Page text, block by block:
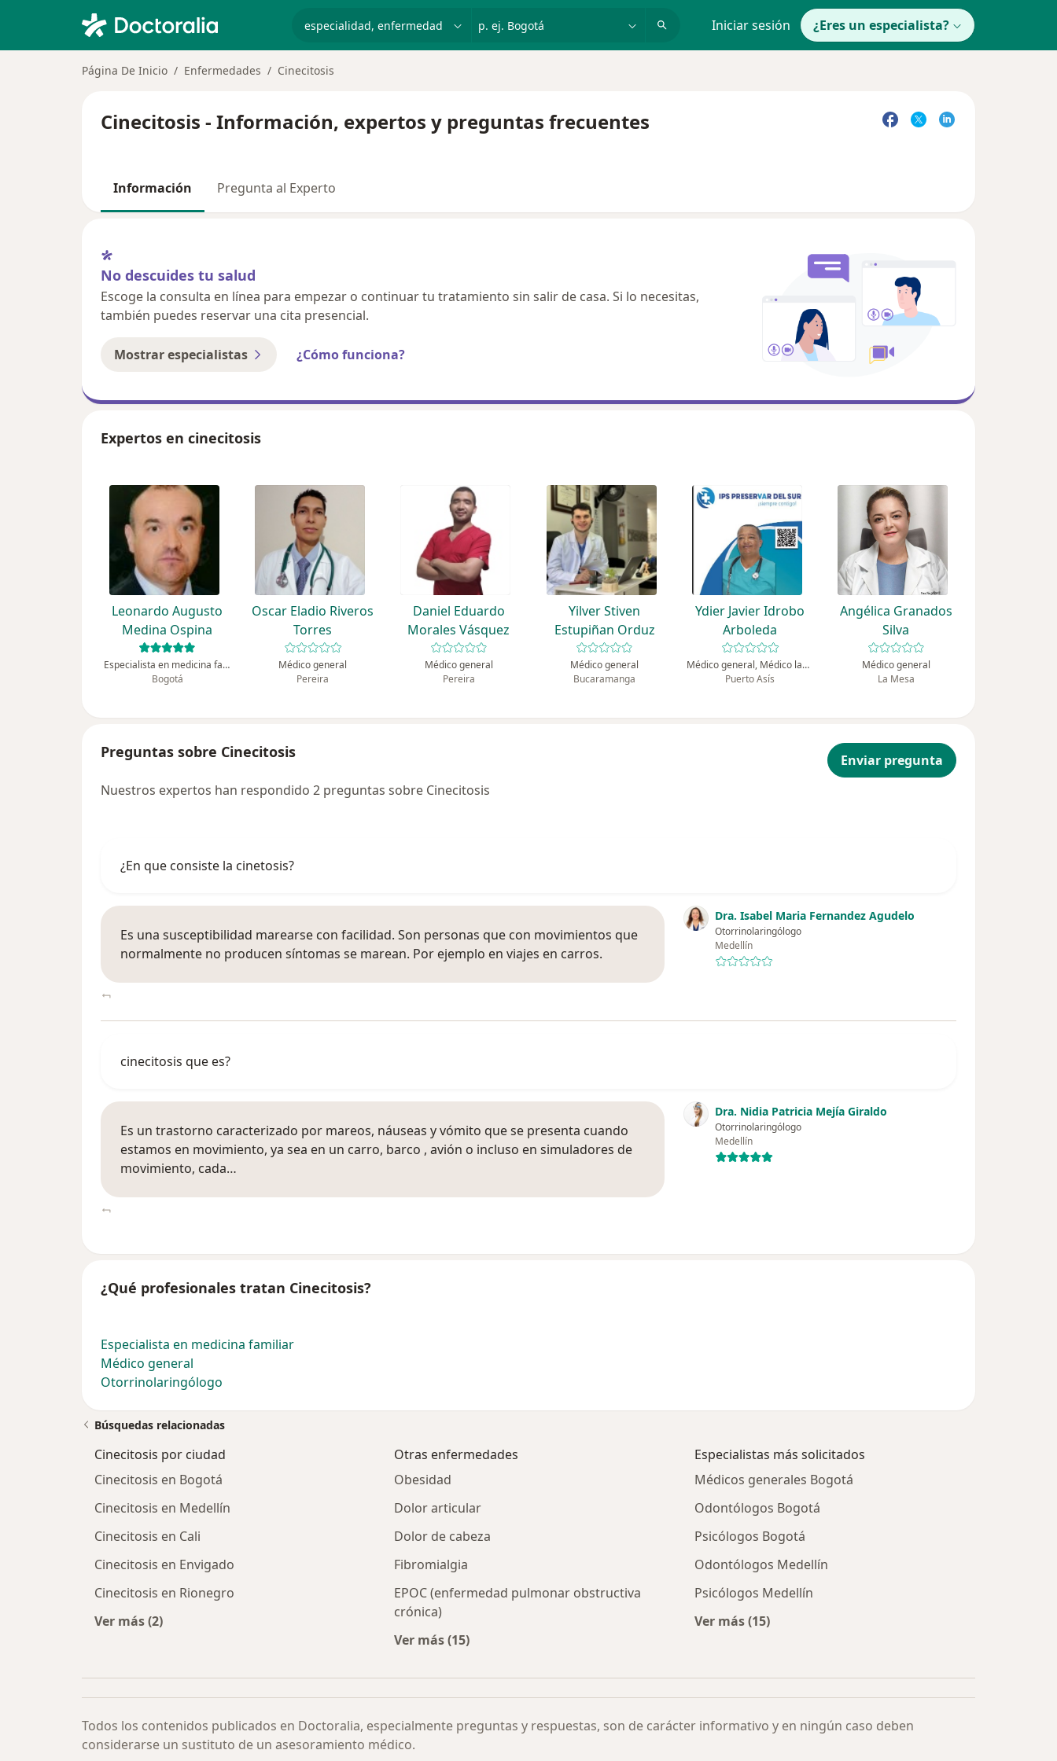
p. ej. Bogotá Iniciar sesión ¿Eres un especialista?
Página De Inicio Enfermedades Cinecitosis
Cinecitosis - Información, expertos y preguntas frecuentes
Información Pregunta al Experto
No descuides tu salud
Escoge la consulta en línea para empezar o continuar tu tratamiento sin salir de casa. Si lo necesitas,
también puedes reservar una cita presencial.
Mostrar especialistas ¿Cómo funciona?
Expertos en cinecitosis
Leonardo Augusto
Medina Ospina
Especialista en medicina familiar
Bogotá
Oscar Eladio Riveros
Torres
Médico general
Pereira
Daniel Eduardo
Morales Vásquez
Médico general
Pereira
Yilver Stiven
Estupiñan Orduz
Médico general
Bucaramanga
Ydier Javier Idrobo
Arboleda
Médico general, Médico laboral
Puerto Asís
Angélica Granados
Silva
Médico general
La Mesa
Preguntas sobre Cinecitosis
Enviar pregunta
Nuestros expertos han respondido 2 preguntas sobre Cinecitosis
¿En que consiste la cinetosis?
Dra. Isabel Maria Fernandez Agudelo
Otorrinolaringólogo
Medellín
Es una susceptibilidad marearse con facilidad. Son personas que con movimientos que
normalmente no producen síntomas se marean. Por ejemplo en viajes en carros.
cinecitosis que es?
Dra. Nidia Patricia Mejía Giraldo
Otorrinolaringólogo
Medellín
Es un trastorno caracterizado por mareos, náuseas y vómito que se presenta cuando
estamos en movimiento, ya sea en un carro, barco , avión o incluso en simuladores de
movimiento, cada…
¿Qué profesionales tratan Cinecitosis?
Especialista en medicina familiar
Médico general
Otorrinolaringólogo
Búsquedas relacionadas
Cinecitosis por ciudad
Cinecitosis en Bogotá
Cinecitosis en Medellín
Cinecitosis en Cali
Cinecitosis en Envigado
Cinecitosis en Rionegro
Ver más (2)
Más en esta categoría: Cinecitosis por ciudad
Otras enfermedades
Obesidad
Dolor articular
Dolor de cabeza
Fibromialgia
EPOC (enfermedad pulmonar obstructiva
crónica)
Ver más (15)
Especialistas más solicitados
Médicos generales Bogotá
Odontólogos Bogotá
Psicólogos Bogotá
Odontólogos Medellín
Psicólogos Medellín
Ver más (15)
Todos los contenidos publicados en Doctoralia, especialmente preguntas y respuestas, son de carácter informativo y en ningún caso deben
considerarse un sustituto de un asesoramiento médico.